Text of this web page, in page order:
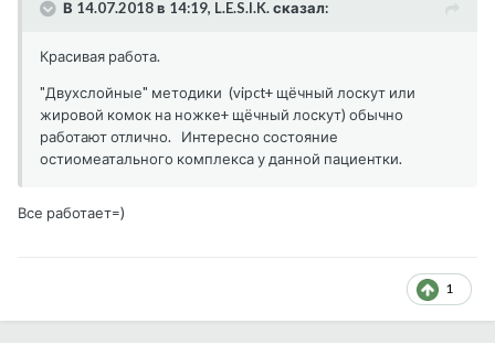
В 14.07.2018 в 14:19, L.E.S.I.K. сказал:
Красивая работа.
"Двухслойные" методики (vipct+ щёчный лоскут или
жировой комок на ножке+ щёчный лоскут) обычно
работают отлично. Интересно состояние
остиомеатального комплекса у данной пациентки.
Все работает=)
1